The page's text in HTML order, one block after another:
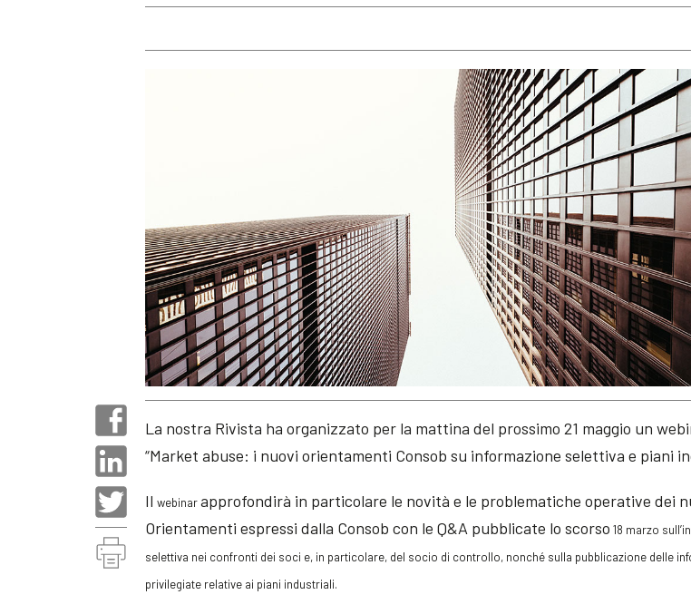
La nostra Rivista ha organizzato per la mattina del prossimo 21 maggio un
“Market abuse: i nuovi orientamenti Consob su informazione selettiva e piani
Ilwebinarapprofondirà in particolare le novità e le problematiche operative dei
Orientamenti espressi dalla Consob con le Q&A pubblicate lo scorso 18 marzo
selettiva nei confronti dei soci e, in particolare, del socio di controllo, nonché sulla pubblicazione delle
privilegiate relative ai piani industriali.